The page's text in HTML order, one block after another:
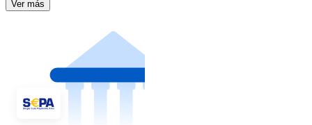
Ver más